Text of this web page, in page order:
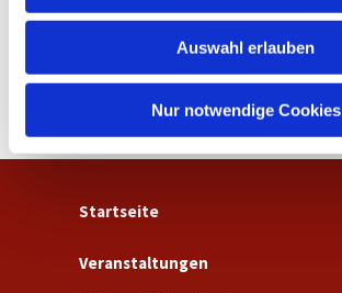
Auswahl erlauben
Nur notwendige Cookies
Startseite
Veranstaltungen